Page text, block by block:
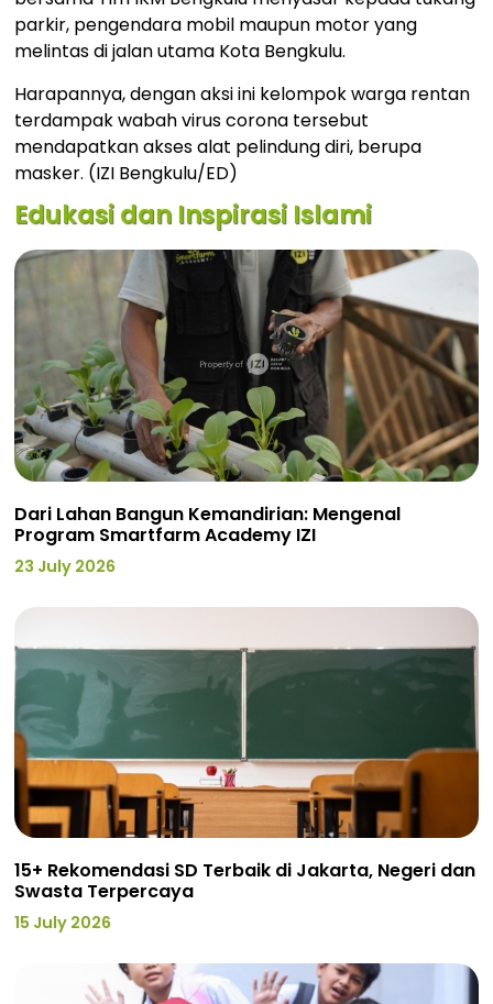
parkir, pengendara mobil maupun motor yang
melintas di jalan utama Kota Bengkulu.
Harapannya, dengan aksi ini kelompok warga rentan
terdampak wabah virus corona tersebut
mendapatkan akses alat pelindung diri, berupa
masker. (IZI Bengkulu/ED)
Edukasi dan Inspirasi Islami
Dari Lahan Bangun Kemandirian: Mengenal
Program Smartfarm Academy IZI
23 July 2026
15+ Rekomendasi SD Terbaik di Jakarta, Negeri dan
Swasta Terpercaya
15 July 2026